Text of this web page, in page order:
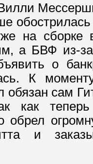
на сборке
а БВФ из-
о
К
обязан сам
как
обрел
и